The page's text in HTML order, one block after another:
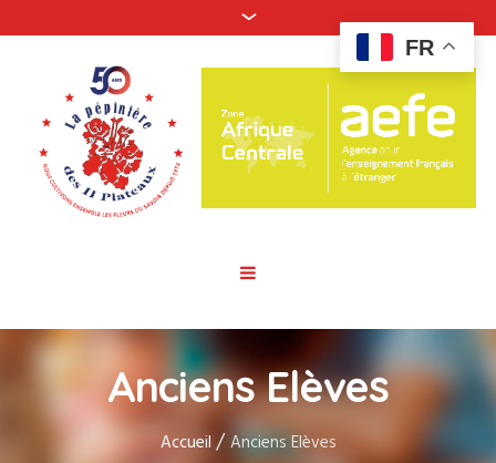
Anciens Elèves
Accueil /Anciens Elèves
FR